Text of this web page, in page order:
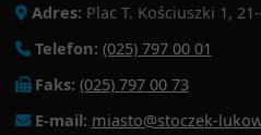
Adres: Plac T. Kościuszki 1,
Telefon: (025) 797 00 01
Faks: (025) 797 00 73
E-mail: miasto@stoczek-